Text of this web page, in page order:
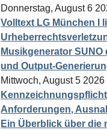
Donnerstag, August 6
Volltext LG München I
Musikgenerator
und Output-
Mittwoch, August 5 2026
Anforderungen,
Ein Überblick über die